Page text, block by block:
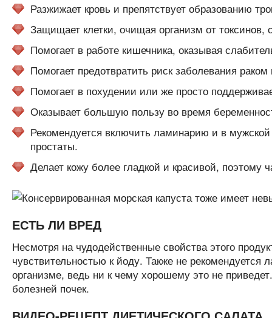
Разжижает кровь и препятствует образованию
Защищает клетки, очищая организм от
Помогает в работе кишечника, оказывая
Помогает предотвратить риск заболевания
Помогает в похудении или же просто
Оказывает большую пользу во время
Рекомендуется включить ламинарию и в мужской
простаты.
Делает кожу более гладкой и красивой, поэтому
ЕСТЬ ЛИ ВРЕД
Несмотря на чудодейственные свойства этого
чувствительностью к йоду. Также не рекомендуется
организме, ведь ни к чему хорошему это не
болезней почек.